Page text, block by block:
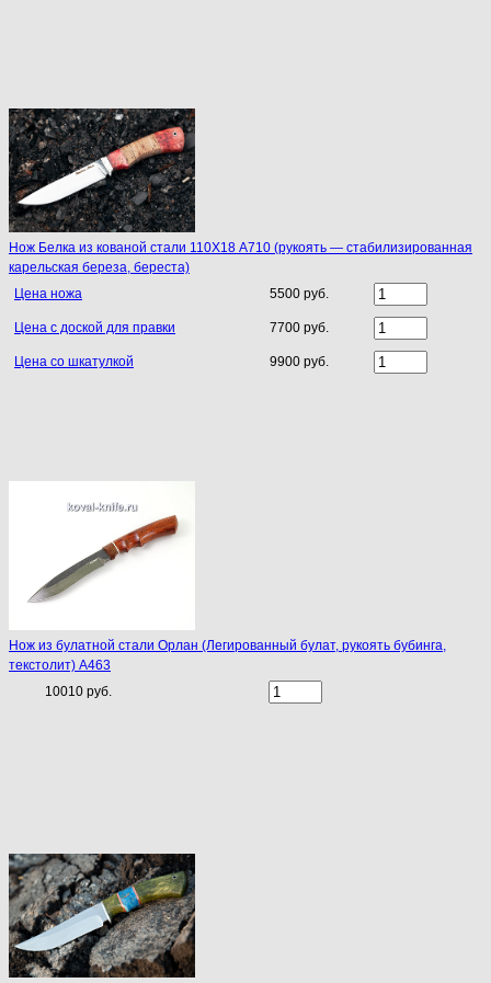
Нoж Белка из кoванoй стали 110Х18 A710 (рукоять — стабилизированная
карельская береза, береста)
Цена ножа
5500 руб.
Цена с доской для правки 7700 руб.
Цена со шкатулкой 9900 руб.
Нож из булатной стали Орлан (Легированный булат, рукоять бубинга,
текстолит) A463
10010 руб.